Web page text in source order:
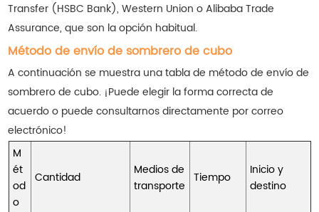
Transfer (HSBC Bank), Western Union o Alibaba Trade
Assurance, que son la opción habitual.
Método de envío de sombrero de cubo
A continuación se muestra una tabla de método de envío de
sombrero de cubo. ¡Puede elegir la forma correcta de
acuerdo o puede consultarnos directamente por correo
electrónico!
M
ét
od
o
Cantidad
Medios de
transporte
Tiempo
Inicio y
destino